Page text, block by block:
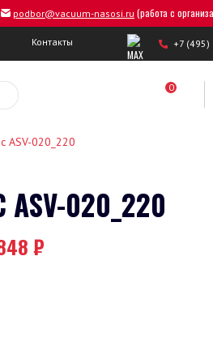
podbor@vacuum-nasosi.ru (работа с
Контакты +7
0
ASV-020_220
020_220
₽